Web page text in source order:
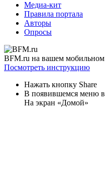
Медиа-кит
Правила портала
Авторы
Опросы
BFM.ru на вашем мобильном
Посмотреть инструкцию
Нажать кнопку Share
В появившемся меню
На экран «Домой»